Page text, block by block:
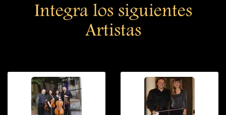
Integra los siguientes
Artistas